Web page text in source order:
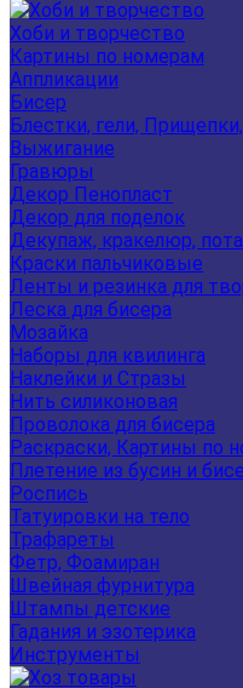
Хоби и творчество
Картины по номерам
Аппликации
Бисер
Блестки, гели,
Выжигание
Гравюры
Декор Пенопласт
Декор для поделок
Декупаж, кракелюр,
Краски пальчиковые
Ленты и резинка для
Леска для бисера
Мозайка
Наборы для квилинга
Наклейки и Стразы
Нить силиконовая
Проволока для бисера
Раскраски, Картины по
Плетение из бусин и
Роспись
Татуировки на тело
Трафареты
Фетр, Фоамиран
Швейная фурнитура
Штампы детские
Гадания и эзотерика
Инструменты